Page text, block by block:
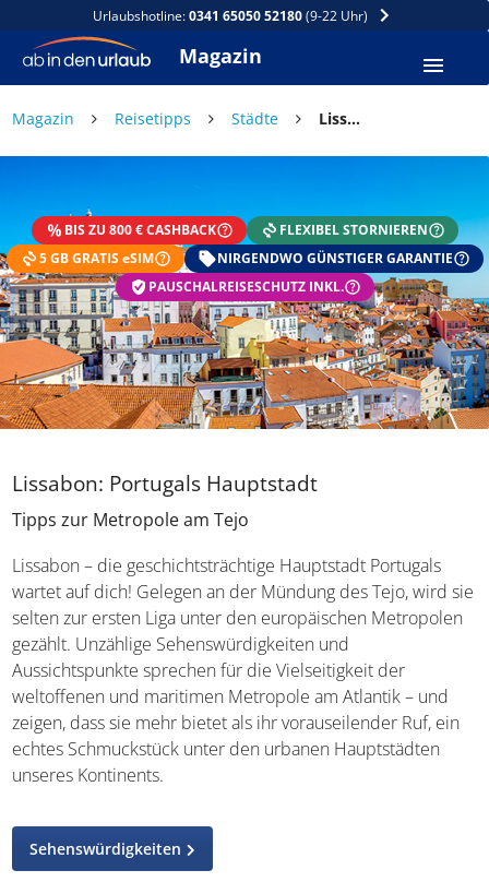
Urlaubshotline:0341 65050 52180(9-22 Uhr)
Magazin
Magazin Reisetipps Städte Lissabon: Portugals Hauptstadt
BIS ZU 800 € CASHBACK
FLEXIBEL STORNIEREN
5 GB GRATIS eSIM
NIRGENDWO GÜNSTIGER GARANTIE
PAUSCHALREISESCHUTZ INKL.
Lissabon: Portugals Hauptstadt
Tipps zur Metropole am Tejo
Lissabon – die geschichtsträchtige Hauptstadt Portugals
wartet auf dich! Gelegen an der Mündung des Tejo, wird sie
selten zur ersten Liga unter den europäischen Metropolen
gezählt. Unzählige Sehenswürdigkeiten und
Aussichtspunkte sprechen für die Vielseitigkeit der
weltoffenen und maritimen Metropole am Atlantik – und
zeigen, dass sie mehr bietet als ihr vorauseilender Ruf, ein
echtes Schmuckstück unter den urbanen Hauptstädten
unseres Kontinents.
Sehenswürdigkeiten